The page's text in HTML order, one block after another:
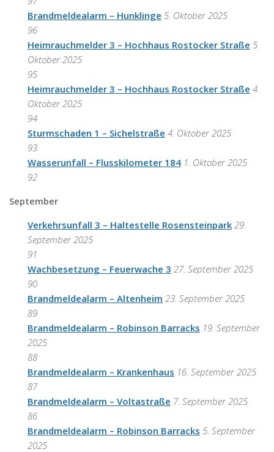
Brandmeldealarm – Hunklinge 5. Oktober 2025
96
Heimrauchmelder 3 – Hochhaus Rostocker Straße 5.
Oktober 2025
95
Heimrauchmelder 3 – Hochhaus Rostocker Straße 4.
Oktober 2025
94
Sturmschaden 1 – Sichelstraße 4. Oktober 2025
93
Wasserunfall – Flusskilometer 184 1. Oktober 2025
92
September
Verkehrsunfall 3 – Haltestelle Rosensteinpark 29.
September 2025
91
Wachbesetzung – Feuerwache 3 27. September 2025
90
Brandmeldealarm – Altenheim 23. September 2025
89
Brandmeldealarm – Robinson Barracks 19. September
2025
88
Brandmeldealarm – Krankenhaus 16. September 2025
87
Brandmeldealarm – Voltastraße 7. September 2025
86
Brandmeldealarm – Robinson Barracks 5. September
2025